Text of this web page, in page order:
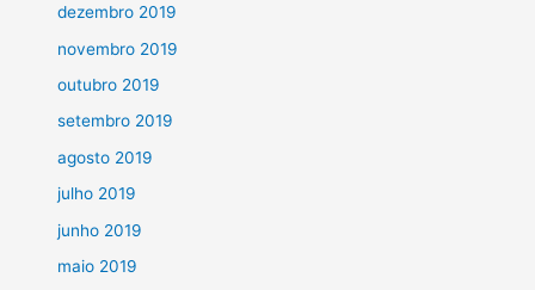
dezembro 2019
novembro 2019
outubro 2019
setembro 2019
agosto 2019
julho 2019
junho 2019
maio 2019